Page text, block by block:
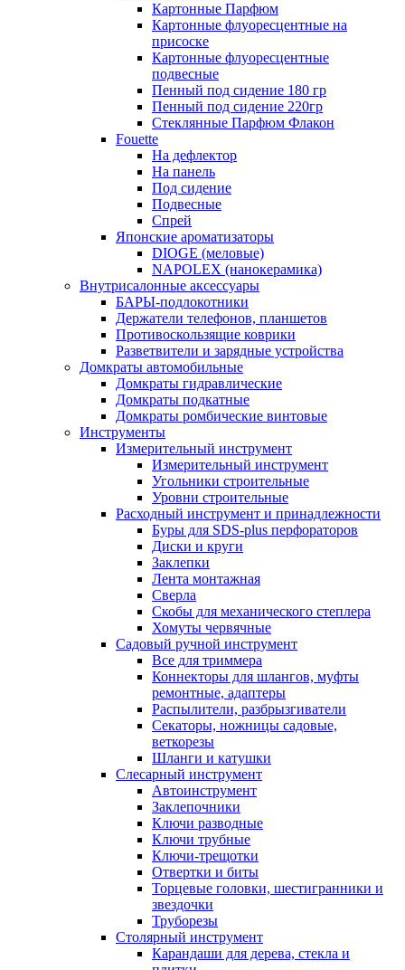
Картонные Парфюм
Картонные флуоресцентные на
присоске
Картонные флуоресцентные
подвесные
Пенный под сидение 180 гр
Пенный под сидение 220гр
Стеклянные Парфюм Флакон
Fouette
На дефлектор
На панель
Под сидение
Подвесные
Спрей
Японские ароматизаторы
DIOGE (меловые)
NAPOLEX (нанокерамика)
Внутрисалонные аксессуары
БАРЫ-подлокотники
Держатели телефонов, планшетов
Противоскользящие коврики
Разветвители и зарядные устройства
Домкраты автомобильные
Домкраты гидравлические
Домкраты подкатные
Домкраты ромбические винтовые
Инструменты
Измерительный инструмент
Измерительный инструмент
Угольники строительные
Уровни строительные
Расходный инструмент и принадлежности
Буры для SDS-plus перфораторов
Диски и круги
Заклепки
Лента монтажная
Сверла
Скобы для механического степлера
Хомуты червячные
Садовый ручной инструмент
Все для триммера
Коннекторы для шлангов, муфты
ремонтные, адаптеры
Распылители, разбрызгиватели
Секаторы, ножницы садовые,
веткорезы
Шланги и катушки
Слесарный инструмент
Автоинструмент
Заклепочники
Ключи разводные
Ключи трубные
Ключи-трещотки
Отвертки и биты
Торцевые головки, шестигранники и
звездочки
Труборезы
Столярный инструмент
Карандаши для дерева, стекла и